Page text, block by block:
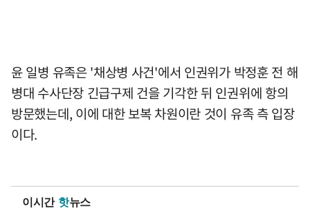
윤 일병 유족은 '채상병 사건'에서 인권위가 박정훈 전 해
병대 수사단장 긴급구제 건을 기각한 뒤 인권위에 항의
방문했는데, 이에 대한 보복 차원이란 것이 유족 측 입장
이다.
이시간 핫뉴스